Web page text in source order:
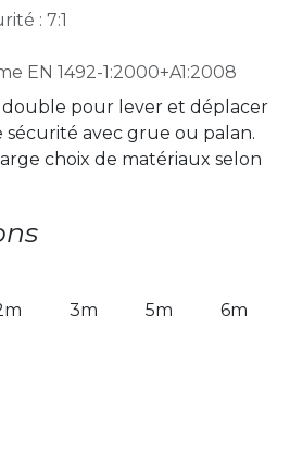
: 7:1
EN 1492-1:2000+A1:2008
pour lever et déplacer
avec grue ou palan.
choix de matériaux selon
3m 5m 6m